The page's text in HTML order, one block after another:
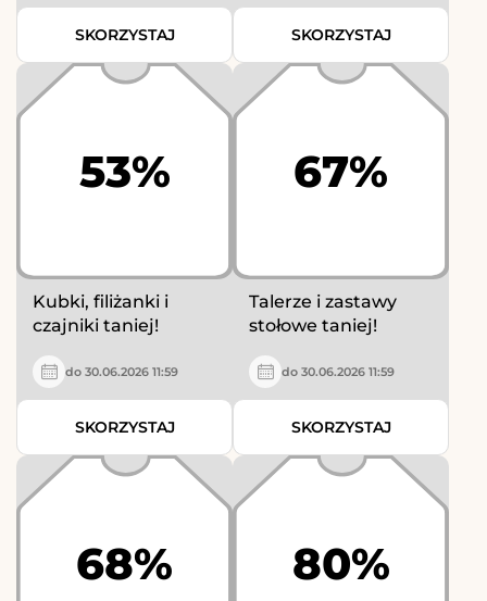
SKORZYSTAJ SKORZYSTAJ
53%
Kubki, filiżanki i
czajniki taniej!
do 30.06.2026 11:59
SKORZYSTAJ
67%
Talerze i zastawy
stołowe taniej!
do 30.06.2026 11:59
SKORZYSTAJ
68% 80%